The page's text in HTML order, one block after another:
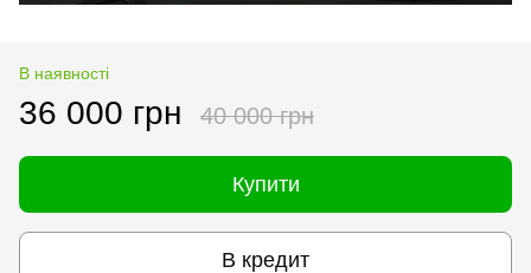
В наявності
36 000 грн 40 000 грн
Купити
В кредит